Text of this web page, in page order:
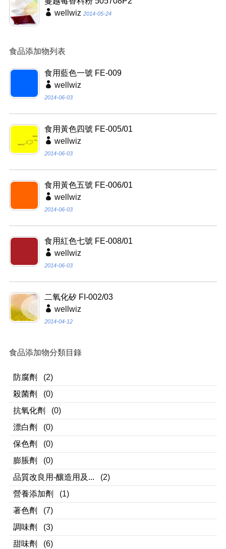
wellwiz 2014-05-24
食品添加物列表
食用藍色一號 FE-009
wellwiz
2014-06-03
食用黃色四號 FE-005/01
wellwiz
2014-06-03
食用黃色五號 FE-006/01
wellwiz
2014-06-03
食用紅色七號 FE-008/01
wellwiz
2014-06-03
二氧化矽 FI-002/03
wellwiz
2014-04-12
食品添加物分類目錄
防腐劑
(2)
殺菌劑
(0)
抗氧化劑
(0)
漂白劑
(0)
保色劑
(0)
膨脹劑
(0)
品質改良用-釀造用及...
(2)
營養添加劑
(1)
著色劑
(7)
調味劑
(3)
甜味劑
(6)